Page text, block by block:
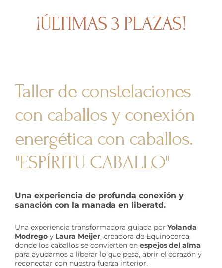
¡ÚLTIMAS 3 PLAZAS!
Taller de constelaciones
con caballos y conexión
energética con caballos.
"ESPÍRITU CABALLO"
Una experiencia de profunda conexión y
sanación con la manada en liberatd.
Una experiencia transformadora guiada por Yolanda
Modregoy Laura Meijer, creadora de Equinocerca,
donde los caballos se convierten en espejos del alma
para ayudarnos a liberar lo que pesa, abrir el corazón y
reconectar con nuestra fuerza interior.